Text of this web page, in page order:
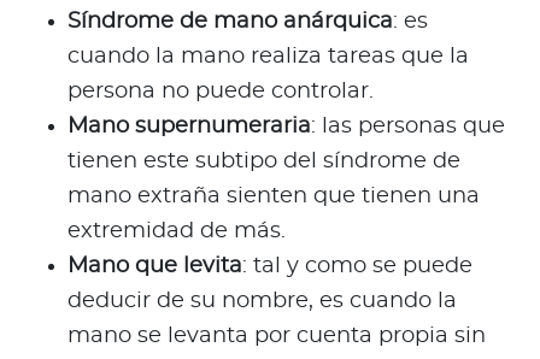
Síndrome de mano anárquica: es
cuando la mano realiza tareas que la
persona no puede controlar.
Mano supernumeraria: las personas que
tienen este subtipo del síndrome de
mano extraña sienten que tienen una
extremidad de más.
Mano que levita: tal y como se puede
deducir de su nombre, es cuando la
mano se levanta por cuenta propia sin